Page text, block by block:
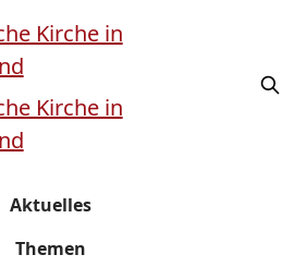
Aktuelles
Themen